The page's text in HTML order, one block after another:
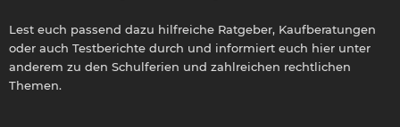
Lest euch passend dazu hilfreiche Ratgeber, Kaufberatungen
oder auch Testberichte durch und informiert euch hier unter
anderem zu den Schulferien und zahlreichen rechtlichen
Themen.